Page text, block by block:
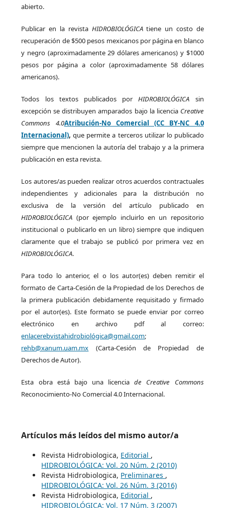
abierto.
Publicar en la revista HIDROBIOLÓGICAtiene un costo de
recuperación de $500 pesos mexicanos por página en blanco
y negro (aproximadamente 29 dólares americanos) y $1000
pesos por página a color (aproximadamente 58 dólares
americanos).
Todos los textos publicados porHIDROBIOLÓGICA sin
excepción se distribuyen amparados bajo la licencia Creative
Commons 4.0Atribución-No Comercial (CC BY-NC 4.0
Internacional),que permite a terceros utilizar lo publicado
siempre que mencionen la autoría del trabajo y a la primera
publicación en esta revista.
Los autores/as pueden realizar otros acuerdos contractuales
independientes y adicionales para la distribución no
exclusiva de la versión del artículo publicado en
HIDROBIOLÓGICA (por ejemplo incluirlo en un repositorio
institucional o publicarlo en un libro) siempre que indiquen
claramente que el trabajo se publicó por primera vez en
HIDROBIOLÓGICA.
Para todo lo anterior, el o los autor(es) deben remitir el
formato de Carta-Cesión de la Propiedad de los Derechos de
la primera publicación debidamente requisitado y firmado
por el autor(es). Este formato se puede enviar por correo
electrónico en archivo pdf al correo:
enlacerebvistahidrobiológica@gmail.com;
rehb@xanum.uam.mx (Carta-Cesión de Propiedad de
Derechos de Autor).
Esta obra está bajo una licenciade Creative Commons
Reconocimiento-No Comercial 4.0 Internacional.
Artículos más leídos del mismo autor/a
Revista Hidrobiologica, Editorial ,
HIDROBIOLÓGICA: Vol. 20 Núm. 2 (2010)
Revista Hidrobiologica, Preliminares ,
HIDROBIOLÓGICA: Vol. 26 Núm. 3 (2016)
Revista Hidrobiologica, Editorial ,
HIDROBIOLÓGICA: Vol. 17 Núm. 3 (2007)